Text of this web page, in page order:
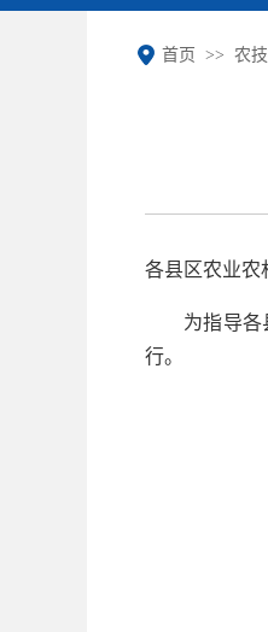
首页 农
各县区农业农
为指导各
行。